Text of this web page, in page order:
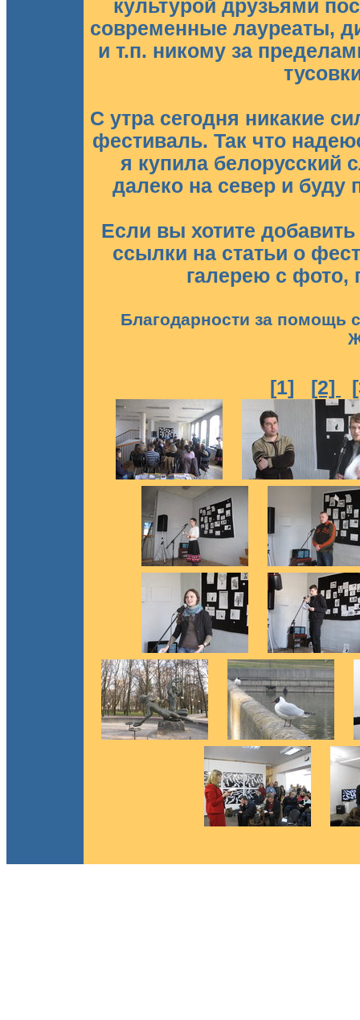
культурой друзьями
современные лауреаты,
и т.п. никому за
С утра сегодня никакие
фестиваль. Так что
я купила белорусский
далеко на север и буду
Если вы хотите
ссылки на статьи о
галерею с фото,
Благодарности за помощь
[1] [2]